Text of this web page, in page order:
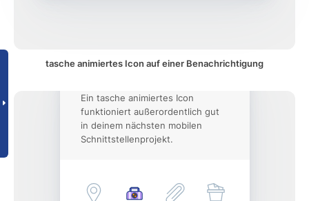
tasche animiertes Icon auf einer Benachrichtigung
Ein tasche animiertes Icon
funktioniert außerordentlich gut
in deinem nächsten mobilen
Schnittstellenprojekt.